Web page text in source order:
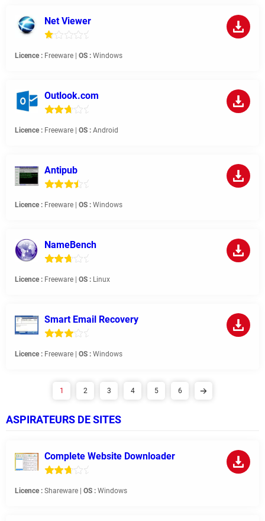
Net Viewer
Licence : Freeware | OS : Windows
Outlook.com
Licence : Freeware | OS : Android
Antipub
Licence : Freeware | OS : Windows
NameBench
Licence : Freeware | OS : Linux
Smart Email Recovery
Licence : Freeware | OS : Windows
1 2 3 4 5 6
ASPIRATEURS DE SITES
Complete Website Downloader
Licence : Shareware | OS : Windows